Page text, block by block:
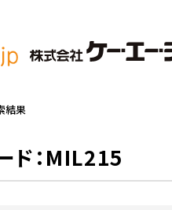
結果
ド：MIL215